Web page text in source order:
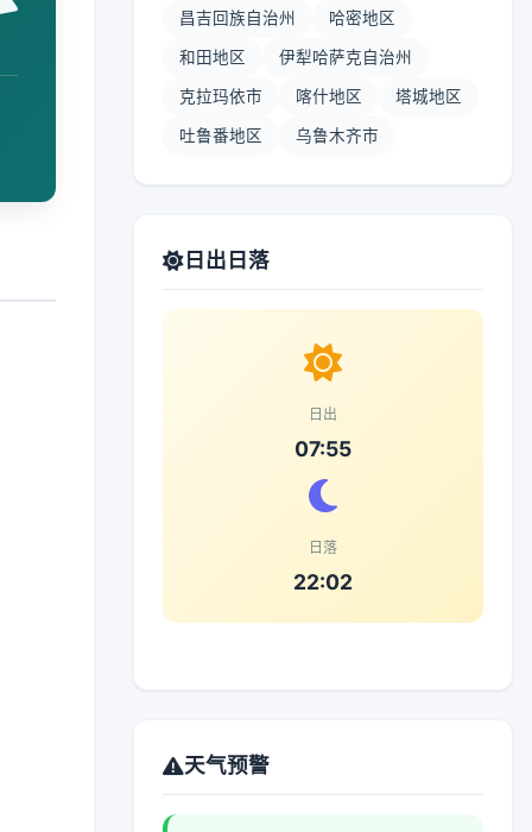
昌吉回族自治州 哈密地区
和田地区 伊犁哈萨克自治州
克拉玛依市 喀什地区 塔城地区
吐鲁番地区 乌鲁木齐市
日出日落
日出
07:55
日落
22:02
天气预警